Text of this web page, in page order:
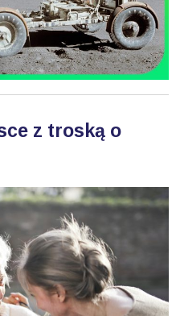
z troską o